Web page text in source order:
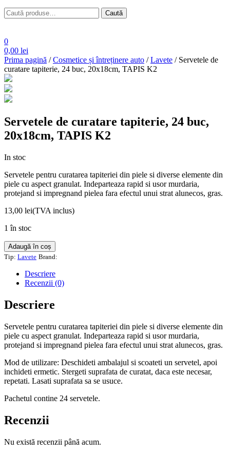
Caută
după:
Caută
0
0,00 lei
Prima pagină /Cosmetice și întreținere auto /Lavete / Servetele de
curatare tapiterie, 24 buc, 20x18cm, TAPIS K2
Servetele de curatare tapiterie, 24 buc,
20x18cm, TAPIS K2
In stoc
Servetele pentru curatarea tapiteriei din piele si diverse elemente din
piele cu aspect granulat. Indeparteaza rapid si usor murdaria,
protejand si impregnand pielea fara efectul unui strat alunecos, gras.
13,00 lei(TVA inclus)
1 în stoc
Cantitate
Servetele
de
curatare
tapiterie,
buc,
20x18cm,
K2
Adaugă în coș
Tip: Lavete Brand:
Descriere
Recenzii (0)
Descriere
Servetele pentru curatarea tapiteriei din piele si diverse elemente din
piele cu aspect granulat. Indeparteaza rapid si usor murdaria,
protejand si impregnand pielea fara efectul unui strat alunecos, gras.
Mod de utilizare: Deschideti ambalajul si scoateti un servetel, apoi
inchideti ermetic. Stergeti suprafata de curatat, daca este necesar,
repetati. Lasati suprafata sa se usuce.
Pachetul contine 24 servetele.
Recenzii
Nu există recenzii până acum.